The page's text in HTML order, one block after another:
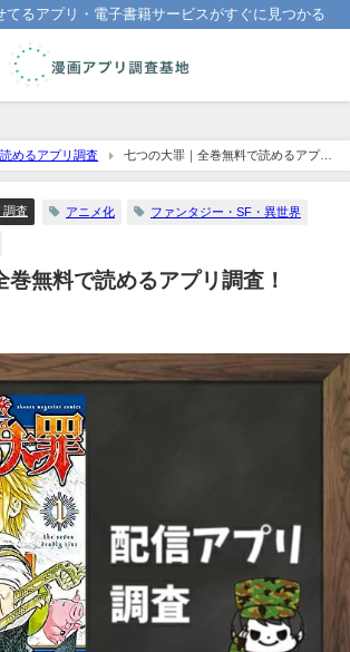
てるアプリ・電子書籍サービスがすぐに見つかる
めるアプリ調査
七つの大罪｜全巻無料で読めるアプリ
調査 アニメ化 ファンタジー・SF・異世界
巻無料で読めるアプリ調査！